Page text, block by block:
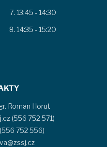
13:45 - 14:30
14:35 - 15:20
Roman Horut
(556 752 571)
(556 752 556)